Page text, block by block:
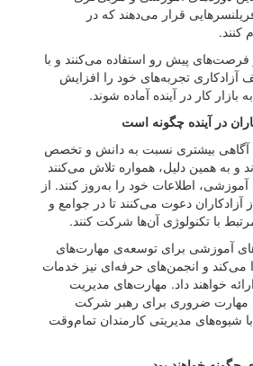
قرار می‌دهند که در
کنند.
فرصت‌های پیش رو استفاده می‌کنند و با
آزادکاری تجربه‌های خود را افزایش
بازار کار در آینده آماده شوند.
در آینده چگونه است
آگاهی بیشتری نسبت به دانش و تخصص
و به همین دلیل، همواره تلاش می‌کنند
اطلاعات خود را به‌روز کنند. از
دعوت می‌کنند تا در جوامع و
با تکنولوژی آن‌ها شرکت کنند.
آموزشی برای توسعه‌ی مهارت‌های
می‌کند و انجمن‌های حرفه‌ای نیز خدمات
خواهند داد. مهارت‌های مدیریت
مهارت ضروری برای رهبر شرکت
شیوه‌های مدیریتی کارمندان تمام‌وقت